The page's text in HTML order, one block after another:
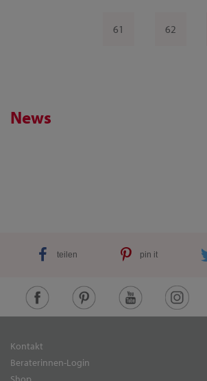
61 62
News
teilen pin it
Kontakt
Beraterinnen-Login